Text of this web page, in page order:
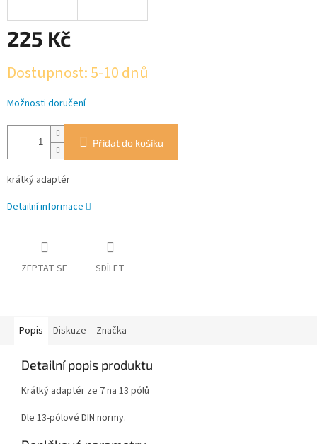
225 Kč
cena:
Dostupnost: 5-10 dnů
Možnosti doručení
Přidat do košíku
krátký adaptér
Detailní informace
ZEPTAT SE SDÍLET
Popis Diskuze Značka
Detailní popis produktu
Krátký adaptér ze 7 na 13 pólů
Dle 13-pólové DIN normy.